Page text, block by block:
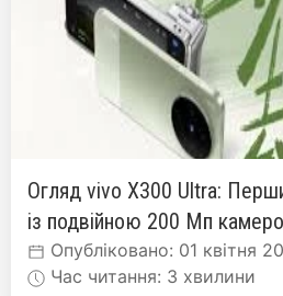
Огляд vivo X300 Ultra:
із подвійною 200 Мп
Опубліковано: 01 квітня
Час читання: 3 хвилини